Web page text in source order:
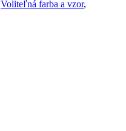
Voliteľná farba a vzor,